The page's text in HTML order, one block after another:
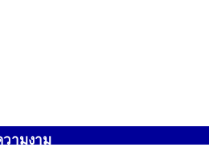
ามงาม